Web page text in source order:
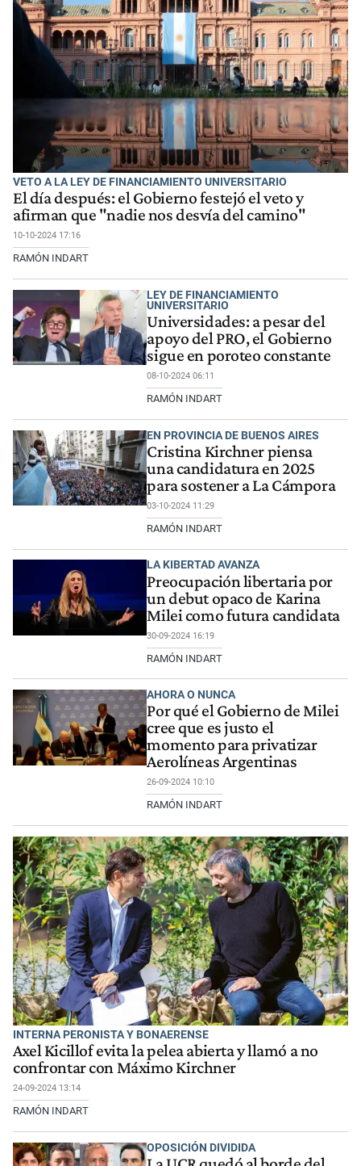
VETO A LA LEY DE FINANCIAMIENTO UNIVERSITARIO
El día después: el Gobierno festejó el veto y
afirman que "nadie nos desvía del camino"
10-10-2024 17:16
RAMÓN INDART
LEY DE FINANCIAMIENTO
UNIVERSITARIO
Universidades: a pesar del
apoyo del PRO, el Gobierno
sigue en poroteo constante
08-10-2024 06:11
RAMÓN INDART
EN PROVINCIA DE BUENOS AIRES
Cristina Kirchner piensa
una candidatura en 2025
para sostener a La Cámpora
03-10-2024 11:29
RAMÓN INDART
LA KIBERTAD AVANZA
Preocupación libertaria por
un debut opaco de Karina
Milei como futura candidata
30-09-2024 16:19
RAMÓN INDART
AHORA O NUNCA
Por qué el Gobierno de Milei
cree que es justo el
momento para privatizar
Aerolíneas Argentinas
26-09-2024 10:10
RAMÓN INDART
INTERNA PERONISTA Y BONAERENSE
Axel Kicillof evita la pelea abierta y llamó a no
confrontar con Máximo Kirchner
24-09-2024 13:14
RAMÓN INDART
OPOSICIÓN DIVIDIDA